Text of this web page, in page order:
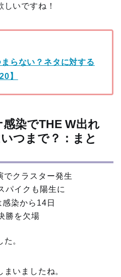
いですね！
らない？ネタに対する
】
染でTHE W出れ
つまで？：まと
でクラスター発生
パイクも陽生に
染から14日
勝を欠場
。
いましたね。